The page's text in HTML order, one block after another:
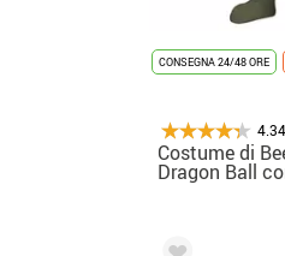
CONSEGNA 24/48 ORE
Costume di
Dragon Ball
maschera e